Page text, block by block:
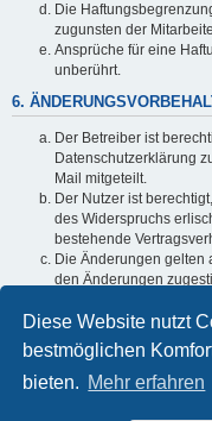
Diese Website nutzt
bestmöglichen
bieten. Mehr erfahren
Die
zugunsten der
Ansprüche für eine
unberührt.
6.
Der Betreiber ist
Datenschutzerklärung
Mail mitgeteilt.
Der Nutzer ist
des Widerspruchs
bestehende
Die Änderungen gelten
den Änderungen
Informationen über den
sind in der